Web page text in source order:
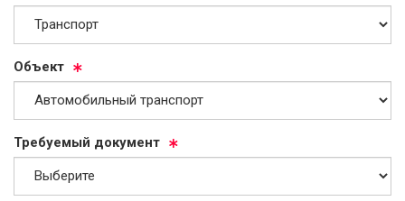
Объ­ект
Тре­бу­емый до­ку­мент